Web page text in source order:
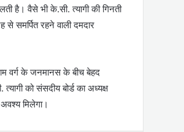
है। वैसे भी के.सी. त्यागी की गिनती
से समर्पित रहने वाली दमदार
वर्ग के जनमानस के बीच बेहद
को संसदीय बोर्ड का अध्यक्ष
मिलेगा।